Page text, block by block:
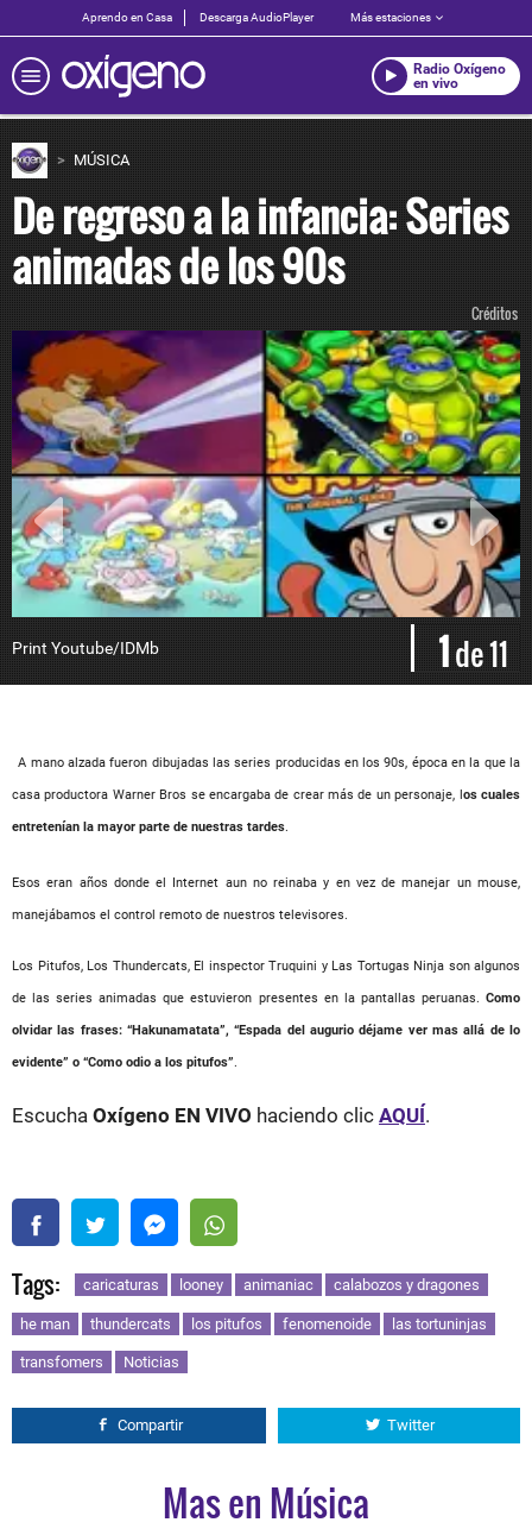
Aprendo en Casa Descarga AudioPlayer Más estaciones
Radio Oxígeno
en vivo
MÚSICA
De regreso a la infancia: Series
animadas de los 90s
Créditos
Print Youtube/IDMb 1de 11
A mano alzada fueron dibujadas las series producidas en los 90s, época en la que la
casa productora Warner Bros se encargaba de crear más de un personaje, los cuales
entretenían la mayor parte de nuestras tardes.
Esos eran años donde el Internet aun no reinaba y en vez de manejar un mouse,
manejábamos el control remoto de nuestros televisores.
Los Pitufos, Los Thundercats, El inspector Truquini y Las Tortugas Ninja son algunos
de las series animadas que estuvieron presentes en la pantallas peruanas. Como
olvidar las frases: “Hakunamatata”, “Espada del augurio déjame ver mas allá de lo
evidente” o “Como odio a los pitufos”.
Escucha Oxígeno EN VIVO haciendo clic AQUÍ.
Tags: caricaturas looney animaniac calabozos y dragones
he man thundercats los pitufos fenomenoide las tortuninjas
transfomers Noticias
Compartir Twitter
Mas en Música